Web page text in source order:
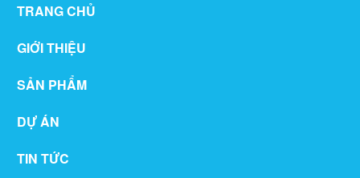
TRANG CHỦ
GIỚI THIỆU
SẢN PHẨM
DỰ ÁN
TIN TỨC